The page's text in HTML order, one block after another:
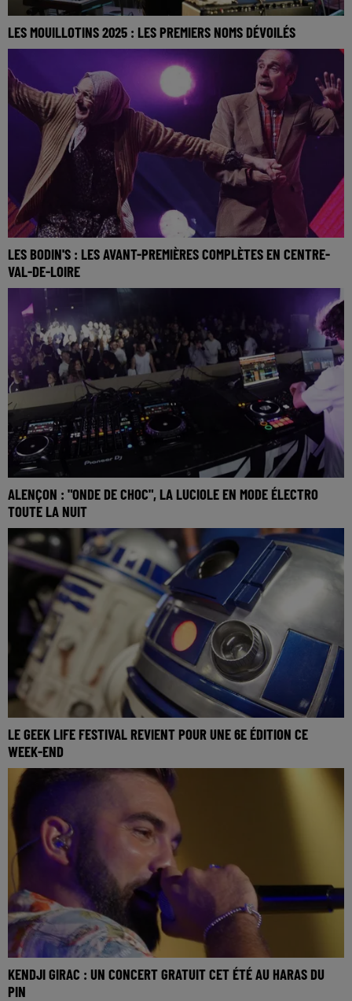
LES MOUILLOTINS 2025 : LES PREMIERS NOMS DÉVOILÉS
LES BODIN'S : LES AVANT-PREMIÈRES COMPLÈTES EN CENTRE-
VAL-DE-LOIRE
ALENÇON : "ONDE DE CHOC", LA LUCIOLE EN MODE ÉLECTRO
TOUTE LA NUIT
LE GEEK LIFE FESTIVAL REVIENT POUR UNE 6E ÉDITION CE
WEEK-END
KENDJI GIRAC : UN CONCERT GRATUIT CET ÉTÉ AU HARAS DU
PIN